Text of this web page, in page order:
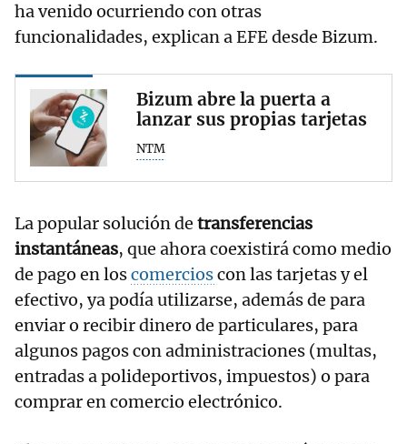
ha venido ocurriendo con otras
funcionalidades, explican a EFE desde Bizum.
Bizum abre la puerta a
lanzar sus propias tarjetas
NTM
La popular solución de transferencias
instantáneas, que ahora coexistirá como medio
de pago en loscomercioscon las tarjetas y el
efectivo, ya podía utilizarse, además de para
enviar o recibir dinero de particulares, para
algunos pagos con administraciones (multas,
entradas a polideportivos, impuestos) o para
comprar en comercio electrónico.